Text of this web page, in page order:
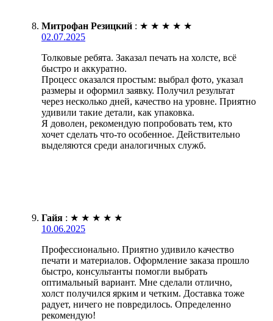
Митрофан Резицкий : ★ ★ ★ ★ ★
02.07.2025
Толковые ребята. Заказал печать на холсте, всё
быстро и аккуратно.
Процесс оказался простым: выбрал фото, указал
размеры и оформил заявку. Получил результат
через несколько дней, качество на уровне. Приятно
удивили такие детали, как упаковка.
Я доволен, рекомендую попробовать тем, кто
хочет сделать что-то особенное. Действительно
выделяются среди аналогичных служб.
Гайя : ★ ★ ★ ★ ★
10.06.2025
Профессионально. Приятно удивило качество
печати и материалов. Оформление заказа прошло
быстро, консультанты помогли выбрать
оптимальный вариант. Мне сделали отлично,
холст получился ярким и четким. Доставка тоже
радует, ничего не повредилось. Определенно
рекомендую!